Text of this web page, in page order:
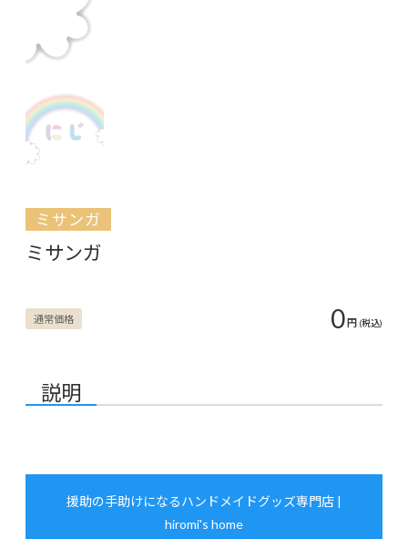
ミサンガ
ミサンガ
通常価格 0円 (税込)
説明
援助の手助けになるハンドメイドグッズ専門店 |
hiromi's home